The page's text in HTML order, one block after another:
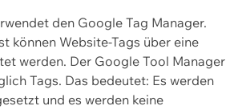
den Google Tag Manager.
können Website-Tags über eine
werden. Der Google Tool Manager
Tags. Das bedeutet: Es werden
und es werden keine